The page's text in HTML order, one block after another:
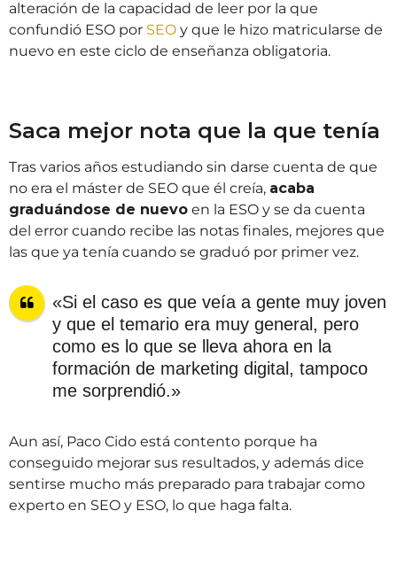
alteración de la capacidad de leer por la que
confundió ESO por SEO y que le hizo matricularse de
nuevo en este ciclo de enseñanza obligatoria.
Saca mejor nota que la que tenía
Tras varios años estudiando sin darse cuenta de que
no era el máster de SEO que él creía, acaba
graduándose de nuevo en la ESO y se da cuenta
del error cuando recibe las notas finales, mejores que
las que ya tenía cuando se graduó por primer vez.
«Si el caso es que veía a gente muy joven
y que el temario era muy general, pero
como es lo que se lleva ahora en la
formación de marketing digital, tampoco
me sorprendió.»
Aun así, Paco Cido está contento porque ha
conseguido mejorar sus resultados, y además dice
sentirse mucho más preparado para trabajar como
experto en SEO y ESO, lo que haga falta.